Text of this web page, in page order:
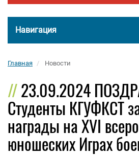
Навигация
Главная Новости
23.09.2024
Студенты КГУФКСТ
награды на XVI
юношеских Играх